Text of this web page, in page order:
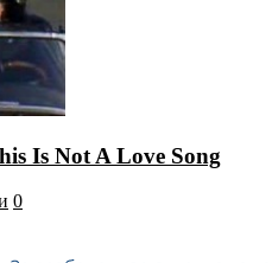
Is Not A Love Song
0